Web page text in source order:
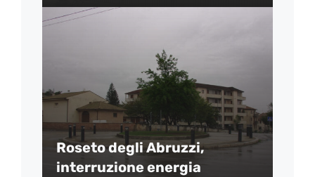
Roseto degli Abruzzi,
interruzione energia